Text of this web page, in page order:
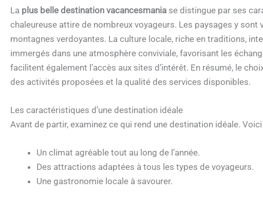
La plus belle destination vacancesmania se distingue par ses
chaleureuse attire de nombreux voyageurs. Les paysages y sont
montagnes verdoyantes. La culture locale, riche en traditions,
immergés dans une atmosphère conviviale, favorisant les
facilitent également l’accès aux sites d’intérêt. En résumé, le
des activités proposées et la qualité des services disponibles.
Les caractéristiques d’une destination idéale
Avant de partir, examinez ce qui rend une destination idéale.
Un climat agréable tout au long de l’année.
Des attractions adaptées à tous les types de voyageurs.
Une gastronomie locale à savourer.